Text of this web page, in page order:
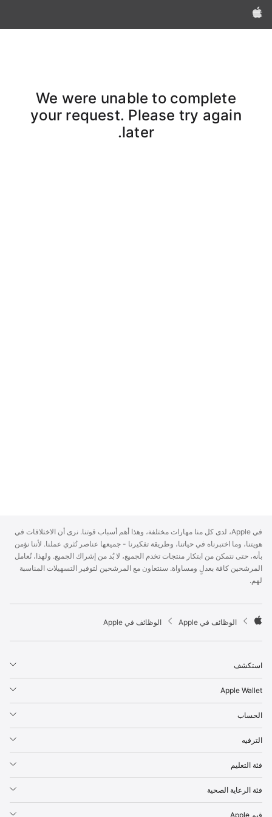
Apple‏
We were unable to complete
your request. Please try again
later.
p
p
l
e
F
o
t
r
في Apple، لدى كل منا مهارات مختلفة، وهذا أهم أسباب قوتنا. نرى أن الاختلافات في
هويتنا، وما اختبرناه في حياتنا، وطريقة تفكيرنا - جميعها عناصر تُثري عملنا. لأننا نؤمن
بأنه، حتى نتمكن من ابتكار منتجات تخدم الجميع، لا بُد من إشراك الجميع. ولهذا، نُعامل
المرشحين كافة بعدلٍ ومساواة. سنتعاون مع المرشحين لتوفير التسهيلات المناسبة
لهم.

p
l
e
الوظائف في Apple الوظائف في Apple
استكشف
Apple Wallet
الحساب
الترفيه
فئة التعليم
فئة الرعاية الصحية
قيم Apple